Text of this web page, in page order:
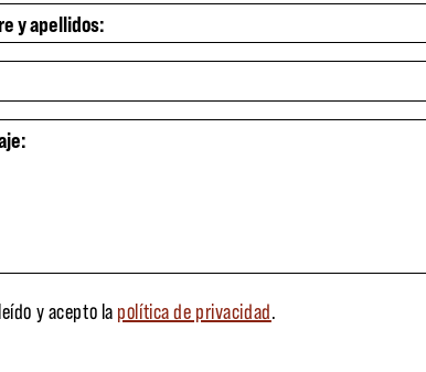
y acepto la política de privacidad.